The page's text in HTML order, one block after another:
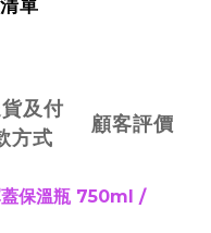
單
及付
方式
顧客評價
蓋保溫瓶 750ml /